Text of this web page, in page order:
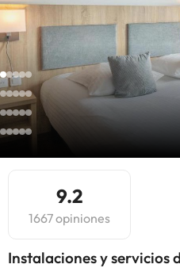
9.2
1667 opiniones
Instalaciones y servicios